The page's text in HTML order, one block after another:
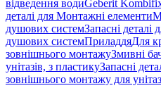
відведення водиGeberit
деталі для Монтажні елементи
душових системЗапасні
душових системПриладдяДля
зовнішнього монтажуЗмивні
унітазів, з пластикуЗапасні
зовнішнього монтажу для